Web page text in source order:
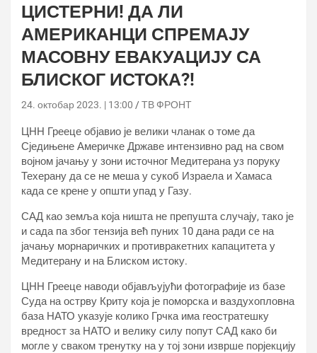
ЦИСТЕРНИ! ДА ЛИ
АМЕРИКАНЦИ СПРЕМАЈУ
МАСОВНУ ЕВАКУАЦИЈУ СА
БЛИСКОГ ИСТОКА?!
24. октобар 2023. | 13:00 ТВ ФРОНТ
ЦНН Грееце објавио је велики чланак о томе да
Сједињене Америчке Државе интензивно рад на свом
војном јачању у зони источног Медитерана уз поруку
Техерану да се не меша у сукоб Израела и Хамаса
када се крене у општи упад у Газу.
САД као земља која ништа не препушта случају, тако је
и сада па због тензија већ пуних 10 дана ради се на
јачању морнаричких и противракетних капацитета у
Медитерану и на Блиском истоку.
ЦНН Грееце наводи објављујући фотографије из базе
Суда на острву Криту која је поморска и ваздухопловна
база НАТО указује колико Грчка има геостратешку
вредност за НАТО и велику силу попут САД како би
могле у сваком тренутку на у тој зони изврше порјекцију